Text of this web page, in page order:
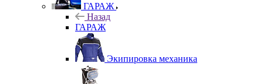
ГАРАЖ
Назад
ГАРАЖ
Экипировка механика